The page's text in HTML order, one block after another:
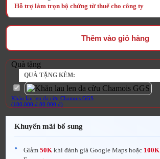
17.500.000 ₫.
Thêm vào giỏ hàng
Quà tặng
QUÀ TẶNG KÈM:
Khăn lau len da cừu Chamois GGS
(100.000₫ Giá gốc là: 100.000 ₫.
80.000 ₫Giá hiện tại là: 80.000 ₫.
)
Khuyến mãi bổ sung
Giảm 50K khi đánh giá Google Maps hoặc 100K